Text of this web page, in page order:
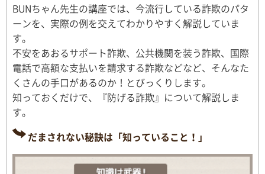
BUNちゃん先生の講座では、今流行している詐欺のパタ
ーンを、実際の例を交えてわかりやすく解説していま
す。
不安をあおるサポート詐欺、公共機関を装う詐欺、国際
電話で高額な支払いを請求する詐欺などなど、そんなた
くさんの手口があるのか！とびっくりします。
知っておくだけで、『防げる詐欺』について解説しま
す。
だまされない秘訣は「知っていること！」